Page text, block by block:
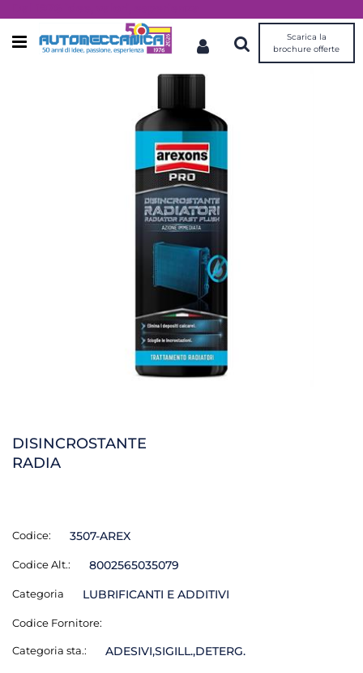
Open menu
Scarica la
brochure offerte
DISINCROSTANTE
RADIA
Codice: 3507-AREX
Codice Alt.: 8002565035079
Categoria LUBRIFICANTI E ADDITIVI
Codice Fornitore:
Categoria sta.: ADESIVI,SIGILL.,DETERG.